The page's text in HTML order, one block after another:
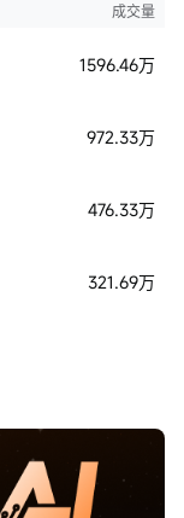
成交量
1596.46万
972.33万
476.33万
321.69万